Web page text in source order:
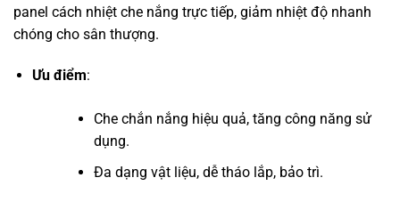
panel cách nhiệt che nắng trực tiếp, giảm nhiệt độ nhanh
chóng cho sân thượng.
Ưu điểm:
Che chắn nắng hiệu quả, tăng công năng sử
dụng.
Đa dạng vật liệu, dễ tháo lắp, bảo trì.